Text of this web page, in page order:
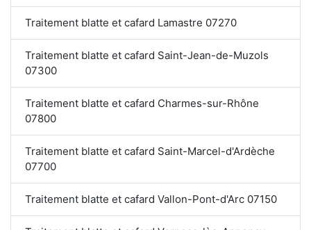
Traitement blatte et cafard Lamastre 07270
Traitement blatte et cafard Saint-Jean-de-Muzols
07300
Traitement blatte et cafard Charmes-sur-Rhône
07800
Traitement blatte et cafard Saint-Marcel-d'Ardèche
07700
Traitement blatte et cafard Vallon-Pont-d'Arc 07150